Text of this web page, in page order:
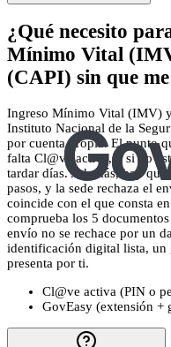
¿Qué necesito
Mínimo Vital
(CAPI) sin que
Ingreso Mínimo Vital (IMV)
Instituto Nacional de la
por cuenta propia. El punto
falta Cl@ve activa, y si no
tardar días. Además, hay
pasos, y la sede rechaza el
coincide con el que consta
comprueba los 5
envío no se rechace por un
identificación digital lista, un
presenta por ti.
Cl@ve activa (PIN o
GovEasy (extensión +